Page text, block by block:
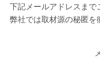
下記メールアドレスまで
弊社では取材源の秘匿を